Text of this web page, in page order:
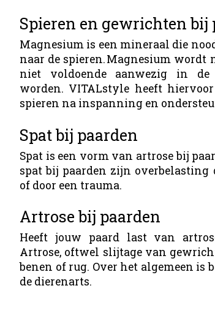
Spieren en gewrichten bij
Magnesium is een mineraal die
naar de spieren. Magnesium
niet voldoende aanwezig in
worden. VITALstyle heeft hiervoor
spieren na inspanning en
Spat bij paarden
Spat is een vorm van artrose bij
spat bij paarden zijn overbelasting
of door een trauma.
Artrose bij paarden
Heeft jouw paard last van
Artrose, oftwel slijtage van
benen of rug. Over het algemeen
de dierenarts.